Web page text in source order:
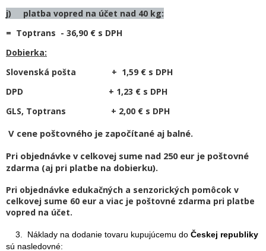
j) platba vopred na účet nad 40 kg:
= Toptrans - 36,90 € s DPH
Dobierka:
Slovenská pošta + 1,59 € s DPH
DPD + 1,23 € s DPH
GLS, Toptrans + 2,00 € s DPH
V cene poštovného je započítané aj balné.
Pri objednávke v celkovej sume nad 250 eur je poštovné
zdarma (aj pri platbe na dobierku).
Pri objednávke edukačných a senzorických pomôcok v
celkovej sume 60 eur a viac je poštovné zdarma pri platbe
vopred na účet.
3. Náklady na dodanie tovaru kupujúcemu do Českej republiky
sú nasledovné: